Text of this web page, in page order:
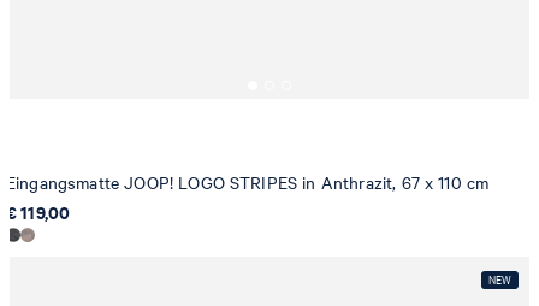
Eingangsmatte JOOP! LOGO STRIPES in Anthrazit, 67 x 110 cm
€ 119,00